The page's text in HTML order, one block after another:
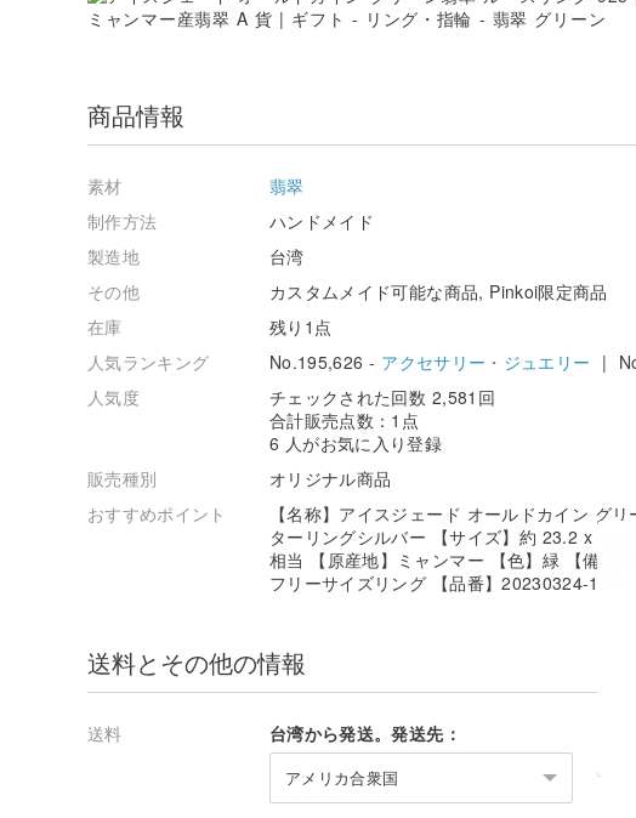
商品情報
素材
翡翠
制作方法
ハンドメイド
製造地
台湾
その他
カスタムメイド可能な商品, Pinkoi限定商品
在庫
残り1点
人気ランキング
No.195,626 - アクセサリー・ジュエリー |
人気度
チェックされた回数 2,581回
合計販売点数：1点
6 人がお気に入り登録
販売種別
オリジナル商品
おすすめポイント
【名称】アイスジェード オールドカイン グ
ターリングシルバー 【サイズ】約 23.2 x
相当 【原産地】ミャンマー 【色】緑 【備考
フリーサイズリング 【品番】20230324-16EL
送料とその他の情報
送料 台湾から発送。発送先：
アメリカ合衆国